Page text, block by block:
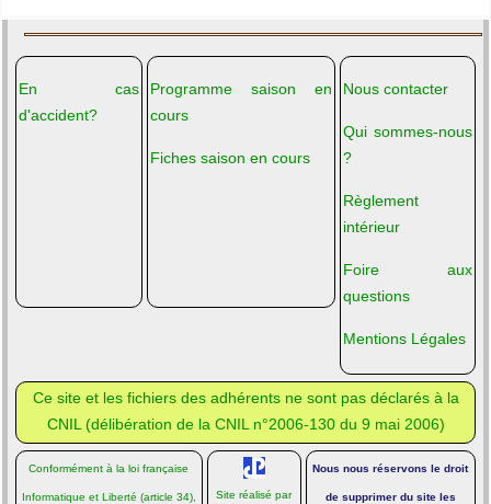
En cas
d'accident?
Programme saison en
cours
Fiches saison en cours
Nous contacter
Qui sommes-nous
?
Règlement
intérieur
Foire aux
questions
Mentions Légales
Ce site et les fichiers des adhérents ne sont pas déclarés à la
CNIL (délibération de la CNIL n°2006-130 du 9 mai 2006)
Conformément à la loi française
Informatique et Liberté (article 34), Site réalisé par
Nous nous réservons le droit
de supprimer du site les